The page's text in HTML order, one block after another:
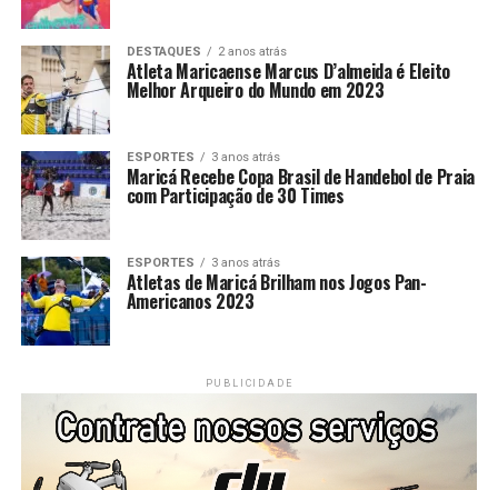
DESTAQUES 2 anos atrás
Atleta Maricaense Marcus D’almeida é Eleito
Melhor Arqueiro do Mundo em 2023
ESPORTES 3 anos atrás
Maricá Recebe Copa Brasil de Handebol de Praia
com Participação de 30 Times
ESPORTES 3 anos atrás
Atletas de Maricá Brilham nos Jogos Pan-
Americanos 2023
PUBLICIDADE